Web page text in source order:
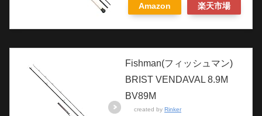
Amazon 楽天市場
Fishman(フィッシュマン)
BRIST VENDAVAL 8.9M
BV89M
created by Rinker